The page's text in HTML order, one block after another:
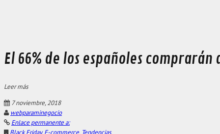
El 66% de los españoles
Leer más
7 noviembre, 2018
webparaminegocio
Enlace permanente a:
Black Friday,E-commerce, Tendencias